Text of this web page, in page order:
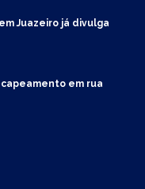
Juazeiro já divulga
em rua